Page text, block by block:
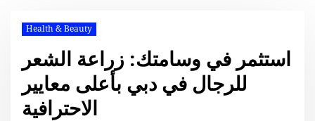
Health & Beauty
استثمر في وسامتك: زراعة الشعر
للرجال في دبي بأعلى معايير
الاحترافية